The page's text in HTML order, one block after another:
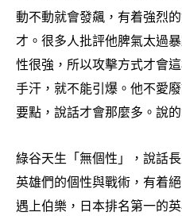
動不動就會發飆 ， 有着強烈
才。很多人批評他脾氣太過
性很強 ， 所以攻擊方式才會
手汗 ， 就不能引爆。他不愛
要點 ， 說話才會那麼多。說
綠谷天生「無個性」 ， 說話
英雄們的個性與戰術 ， 有着
遇上伯樂 ， 日本排名第一的